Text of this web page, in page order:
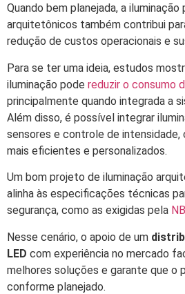
Quando bem planejada, a iluminação
arquitetônicos também contribui
redução de custos operacionais e
Para se ter uma ideia, estudos
iluminação pode reduzir o consumo
principalmente quando integrada a
Além disso, é possível integrar
sensores e controle de intensidade,
mais eficientes e personalizados.
Um bom projeto de iluminação
alinha às especificações técnicas
segurança, como as exigidas pela
Nesse cenário, o apoio de um
LED com experiência no mercado
melhores soluções e garante que o
conforme planejado.